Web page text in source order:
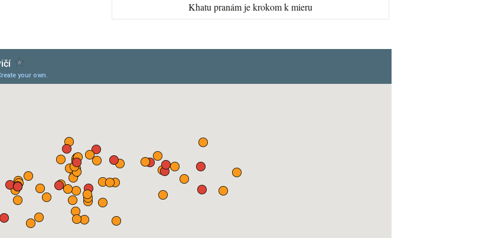
Khatu pranám je krokom k mieru